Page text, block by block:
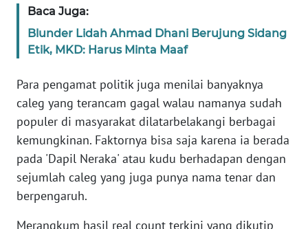
Baca Juga:
Blunder Lidah Ahmad Dhani Berujung Sidang
Etik, MKD: Harus Minta Maaf
Para pengamat politik juga menilai banyaknya
caleg yang terancam gagal walau namanya sudah
populer di masyarakat dilatarbelakangi berbagai
kemungkinan. Faktornya bisa saja karena ia berada
pada 'Dapil Neraka' atau kudu berhadapan dengan
sejumlah caleg yang juga punya nama tenar dan
berpengaruh.
Merangkum hasil real count terkini yang dikutip
WN
JOGJA
WN
WN
BALI
WN
KALBAR
KALTENG